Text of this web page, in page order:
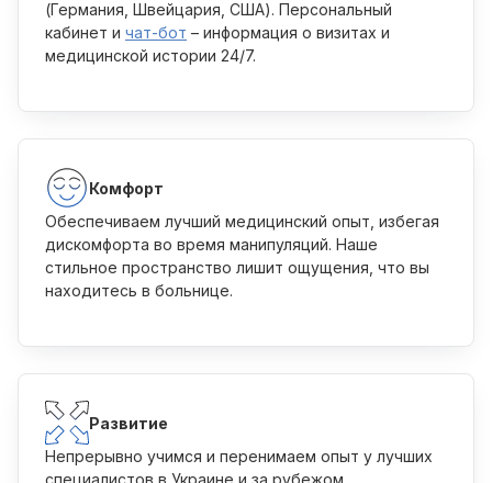
(Германия, Швейцария, США). Персональный
кабинет и чат-бот – информация о визитах и ​​
медицинской истории 24/7.
Комфорт
Обеспечиваем лучший медицинский опыт, избегая
дискомфорта во время манипуляций. Наше
стильное пространство лишит ощущения, что вы
находитесь в больнице.
Развитие
Непрерывно учимся и перенимаем опыт у лучших
специалистов в Украине и за рубежом.